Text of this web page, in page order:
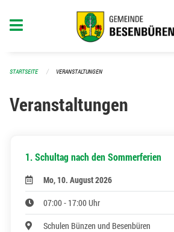
STARTSEITE VERANSTALTUNGEN
Veranstaltungen
1. Schultag nach den Sommerferien
Mo, 10. August 2026
07:00 - 17:00 Uhr
Schulen Bünzen und Besenbüren